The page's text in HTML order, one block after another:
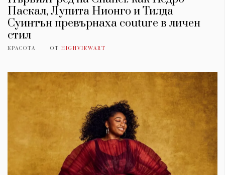
Паскал, Лупита Нионго и Тилда
Суинтън превърнаха couture в личен
стил
КРАСОТА ОТ HIGHVIEWART